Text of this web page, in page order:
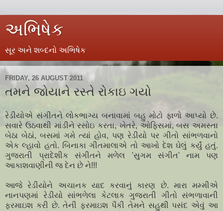
અભિષેક
સૂર અને શબ્દનો અભિષેક
FRIDAY, 26 AUGUST 2011
તમને જોયાને રસ્તે રોકાઇ ગયો
રેડીયોએ સંગીતને લોકભાગ્ય બનાવામાં બહુ મોટો ફાળો આપ્યો છે.
સવારે ઉઠવાથી માંડીને રસોઇ કરતા, ખેતરે, ઓફિસમાં, બસ અમસ્તા
બેઠા બેઠાં, બસમાં ગમે ત્યાં હોવ, પણ રેડીયો પર ગીતો સાંભળવાનો
એક લ્હાવો હતો. બિનાકા ગીતમાલાએ તો આખો દેશ ઘેલું કર્યું હતું.
ગુજરાતી પ્રાદેશીક સંગીતને મળેલ 'સુગમ સંગીત' નામ પણ
આકાશવાણીની જ દેન છે ને!!!
આજે રેડીયોને અચાનક યાદ કરવાનું કારણ છે. મારા મમ્મીએ
નાનપણમાં રેડીયો સાંભળેલા કેટલાક ગુજરાતી ગીતો સંભળાવાની
ફરમાઇશ કરી છે. તેની ફરમાઇશ પૈકી તેમને સહુથી પસંદ એવું આ